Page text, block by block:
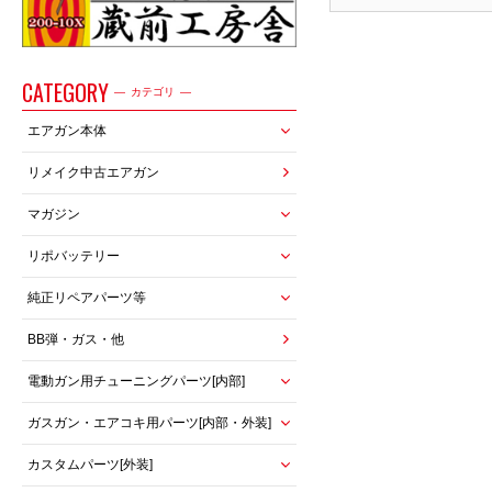
CATEGORY カテゴリ
エアガン本体
リメイク中古エアガン
マガジン
リポバッテリー
純正リペアパーツ等
BB弾・ガス・他
電動ガン用チューニングパーツ[内部]
ガスガン・エアコキ用パーツ[内部・外装]
カスタムパーツ[外装]